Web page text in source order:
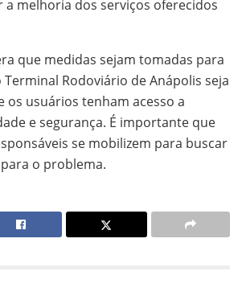
a melhoria dos serviços oferecidos
que medidas sejam tomadas para
Rodoviário de Anápolis seja
os usuários tenham acesso a
e segurança. É importante que
se mobilizem para buscar
o problema.